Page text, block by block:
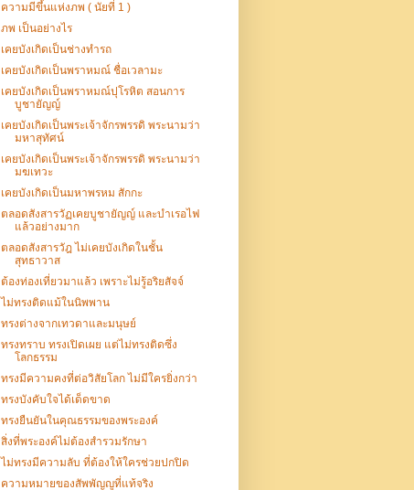
ความมีขึ้นแห่งภพ ( นัยที่ 1 )
ภพ เป็นอย่างไร
เคยบังเกิดเป็นช่างทำรถ
เคยบังเกิดเป็นพราหมณ์ ชื่อเวลามะ
เคยบังเกิดเป็นพราหมณ์ปุโรหิต สอนการ
บูชายัญญ์
เคยบังเกิดเป็นพระเจ้าจักรพรรดิ พระนามว่า
มหาสุทัศน์
เคยบังเกิดเป็นพระเจ้าจักรพรรดิ พระนามว่า
มฆเทวะ
เคยบังเกิดเป็นมหาพรหม สักกะ
ตลอดสังสารวัฏเคยบูชายัญญ์ และบำเรอไฟ
แล้วอย่างมาก
ตลอดสังสารวัฎ ไม่เคยบังเกิดในชั้น
สุทธาวาส
ต้องท่องเที่ยวมาแล้ว เพราะไม่รู้อริยสัจจ์
ไม่ทรงติดแม้ในนิพพาน
ทรงต่างจากเทวดาและมนุษย์
ทรงทราบ ทรงเปิดเผย แต่ไม่ทรงติดซึ่ง
โลกธรรม
ทรงมีความคงที่ต่อวิสัยโลก ไม่มีใครยิ่งกว่า
ทรงบังคับใจได้เด็ดขาด
ทรงยืนยันในคุณธรรมของพระองค์
สิ่งที่พระองค์ไม่ต้องสำรวมรักษา
ไม่ทรงมีความลับ ที่ต้องให้ใครช่วยปกปิด
ความหมายของสัพพัญญูที่แท้จริง